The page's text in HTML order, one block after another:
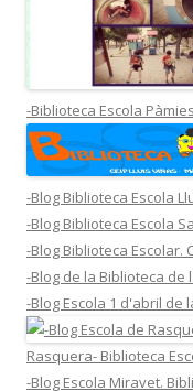
-Biblioteca Escola
-Blog Biblioteca Escola
-Blog Biblioteca Escola
-Blog Biblioteca Escolar.
-Blog de la Biblioteca de
-Blog Escola 1 d'abril de
Rasquera- Biblioteca
-Blog Escola Miravet.